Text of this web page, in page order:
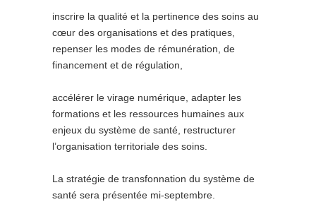
inscrire la qualité et la pertinence des soins au
cœur des organisations et des pratiques,
repenser les modes de rémunération, de
financement et de régulation,
accélérer le virage numérique, adapter les
formations et les ressources humaines aux
enjeux du système de santé, restructurer
l’organisation territoriale des soins.
La stratégie de transfonnation du système de
santé sera présentée mi-septembre.